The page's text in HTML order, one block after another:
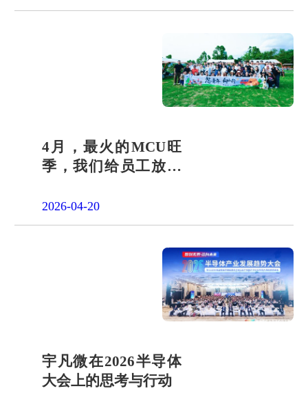
4月，最火的MCU旺
季，我们给员工放了
2026-04-20
宇凡微在2026半导体
大会上的思考与行动